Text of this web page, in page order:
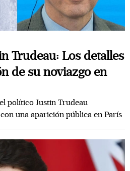
Trudeau: Los detalles
de su noviazgo en
político Justin Trudeau
una aparición pública en París